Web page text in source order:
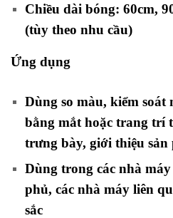
Chiều dài bóng: 60cm,
(tùy theo nhu cầu)
Ứng dụng
Dùng so màu, kiểm soát
bằng mắt hoặc trang trí
trưng bày, giới thiệu sản
Dùng trong các nhà
phủ, các nhà máy liên
sắc